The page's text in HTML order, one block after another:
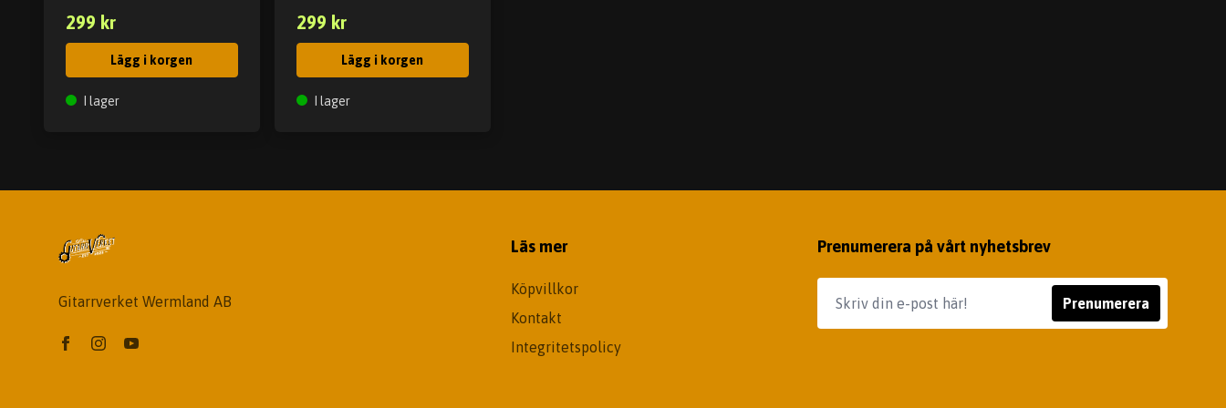
299 kr
Lägg i korgen
I lager
299 kr
Lägg i korgen
I lager
Gitarrverket Wermland AB
Läs mer
Köpvillkor
Kontakt
Integritetspolicy
Prenumerera på vårt nyhetsbrev
Prenumerera